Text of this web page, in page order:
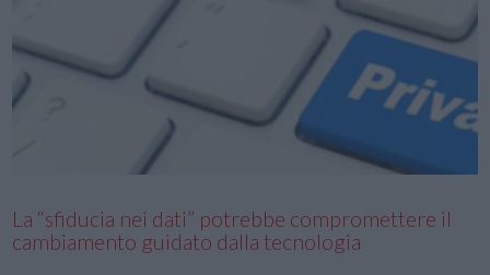
La “sfiducia nei dati” potrebbe compromettere il
cambiamento guidato dalla tecnologia